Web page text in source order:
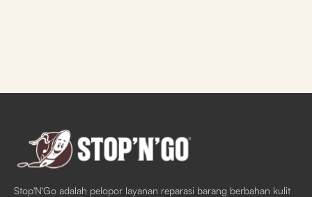
Stop'N'Go adalah pelopor layanan reparasi barang berbahan kulit